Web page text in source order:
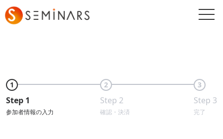
1
Step 1
参加者情報の入力
2
Step 2
確認・決済
3
Step 3
完了